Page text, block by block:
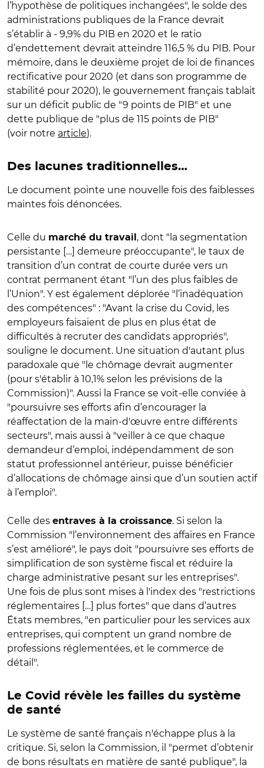
l’hypothèse de politiques inchangées", le solde des
administrations publiques de la France devrait
s’établir à - 9,9% du PIB en 2020 et le ratio
d’endettement devrait atteindre 116,5 % du PIB. Pour
mémoire, dans le deuxième projet de loi de finances
rectificative pour 2020 (et dans son programme de
stabilité pour 2020), le gouvernement français tablait
sur un déficit public de "9 points de PIB" et une
dette publique de "plus de 115 points de PIB"
(voir notre article).
Des lacunes traditionnelles…
Le document pointe une nouvelle fois des faiblesses
maintes fois dénoncées.
Celle du marché du travail , dont "la segmentation
persistante […] demeure préoccupante", le taux de
transition d’un contrat de courte durée vers un
contrat permanent étant "l’un des plus faibles de
l’Union". Y est également déplorée "l’inadéquation
des compétences" : "Avant la crise du Covid, les
employeurs faisaient de plus en plus état de
difficultés à recruter des candidats appropriés",
souligne le document. Une situation d'autant plus
paradoxale que "le chômage devrait augmenter
(pour s'établir à 10,1% selon les prévisions de la
Commission)". Aussi la France se voit-elle conviée à
"poursuivre ses efforts afin d’encourager la
réaffectation de la main-d'œuvre entre différents
secteurs", mais aussi à "veiller à ce que chaque
demandeur d’emploi, indépendamment de son
statut professionnel antérieur, puisse bénéficier
d’allocations de chômage ainsi que d’un soutien actif
à l’emploi".
Celle des entraves à la croissance. Si selon la
Commission "l’environnement des affaires en France
s’est amélioré", le pays doit "poursuivre ses efforts de
simplification de son système fiscal et réduire la
charge administrative pesant sur les entreprises".
Une fois de plus sont mises à l'index des "restrictions
réglementaires […] plus fortes" que dans d’autres
États membres, "en particulier pour les services aux
entreprises, qui comptent un grand nombre de
professions réglementées, et le commerce de
détail".
Le Covid révèle les failles du système
de santé
Le système de santé français n'échappe plus à la
critique. Si, selon la Commission, il "permet d’obtenir
de bons résultats en matière de santé publique", la